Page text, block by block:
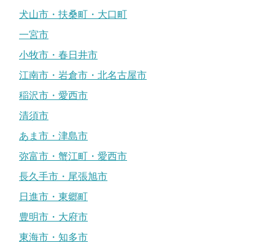
犬山市・扶桑町・大口町
一宮市
小牧市・春日井市
江南市・岩倉市・北名古屋市
稲沢市・愛西市
清須市
あま市・津島市
弥富市・蟹江町・愛西市
長久手市・尾張旭市
日進市・東郷町
豊明市・大府市
東海市・知多市